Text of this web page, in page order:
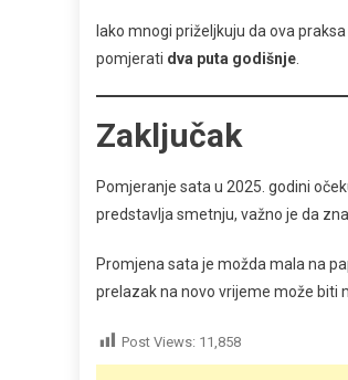
Iako mnogi priželjkuju da ova
pomjerati dva puta godišnje
Zaključak
Pomjeranje sata u 2025. godini
predstavlja smetnju, važno je da
Promjena sata je možda mala na
prelazak na novo vrijeme može biti
Post Views: 11,858